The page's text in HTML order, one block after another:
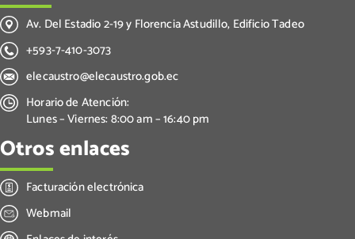
Av. Del Estadio 2-19 y Florencia Astudillo, Edificio Tadeo
+593-7-410-3073
elecaustro@elecaustro.gob.ec
Horario de Atención:
Lunes – Viernes: 8:00 am – 16:40 pm
Otros enlaces
Facturación electrónica
Webmail